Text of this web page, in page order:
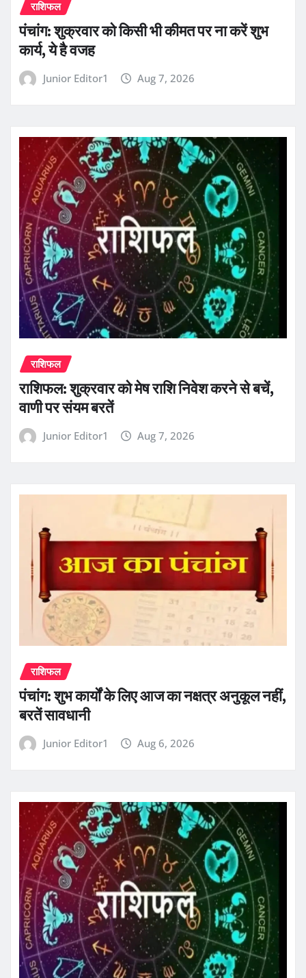
राशिफल
पंचांग: शुक्रवार को किसी भी कीमत पर ना करें शुभ
कार्य, ये है वजह
Junior Editor1 Aug 7, 2026
राशिफल
राशिफल: शुक्रवार को मेष राशि निवेश करने से बचें,
वाणी पर संयम बरतें
Junior Editor1 Aug 7, 2026
राशिफल
पंचांग: शुभ कार्यों के लिए आज का नक्षत्र अनुकूल नहीं,
बरतें सावधानी
Junior Editor1 Aug 6, 2026